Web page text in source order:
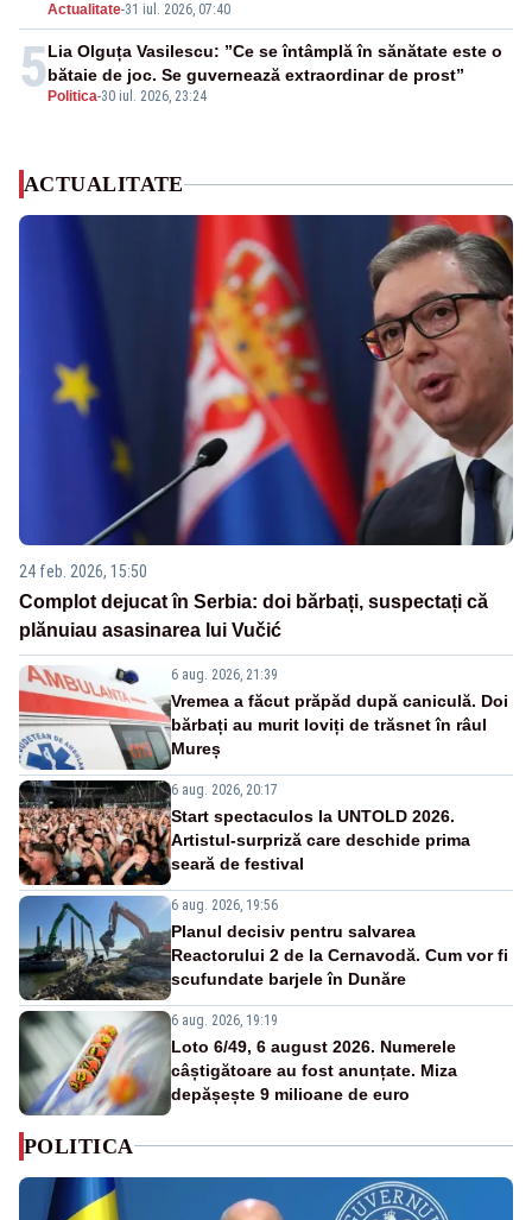
Actualitate-31 iul. 2026, 07:40
5 Politica-30 iul. 2026, 23:24
Lia Olguța Vasilescu: ”Ce se întâmplă în sănătate este o
bătaie de joc. Se guvernează extraordinar de prost”
ACTUALITATE
24 feb. 2026, 15:50
Complot dejucat în Serbia: doi bărbați, suspectați că
plănuiau asasinarea lui Vučić
6 aug. 2026, 21:39
Vremea a făcut prăpăd după caniculă. Doi
bărbați au murit loviți de trăsnet în râul
Mureș
6 aug. 2026, 20:17
Start spectaculos la UNTOLD 2026.
Artistul-surpriză care deschide prima
seară de festival
6 aug. 2026, 19:56
Planul decisiv pentru salvarea
Reactorului 2 de la Cernavodă. Cum vor fi
scufundate barjele în Dunăre
6 aug. 2026, 19:19
Loto 6/49, 6 august 2026. Numerele
câștigătoare au fost anunțate. Miza
depășește 9 milioane de euro
POLITICA